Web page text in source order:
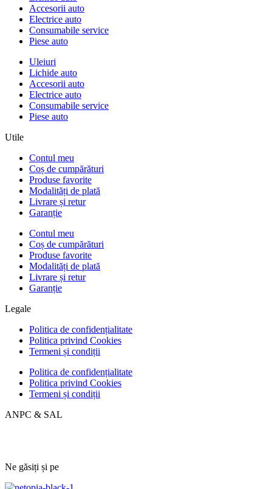
Accesorii auto
Electrice auto
Consumabile service
Piese auto
Uleiuri
Lichide auto
Accesorii auto
Electrice auto
Consumabile service
Piese auto
Utile
Contul meu
Coș de cumpărături
Produse favorite
Modalități de plată
Livrare și retur
Garanție
Contul meu
Coș de cumpărături
Produse favorite
Modalități de plată
Livrare și retur
Garanție
Legale
Politica de confidențialitate
Politica privind Cookies
Termeni și condiții
Politica de confidențialitate
Politica privind Cookies
Termeni și condiții
ANPC & SAL
Ne găsiți și pe